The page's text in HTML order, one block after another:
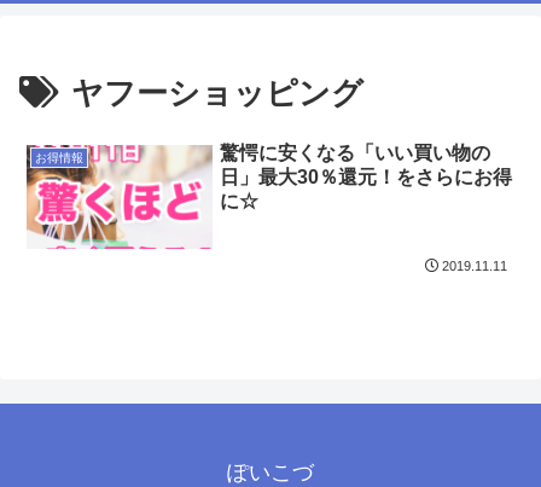
ヤフーショッピング
お得情報
驚愕に安くなる「いい買い物の
日」最大30％還元！をさらにお得
に☆
2019.11.11
ぽいこづ